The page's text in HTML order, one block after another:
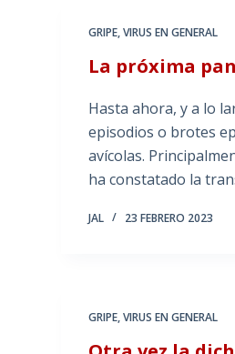
GRIPE,VIRUS EN GENERAL
La próxima
Hasta ahora, y a lo
episodios o brotes
avícolas.
ha constatado la
JAL 23 FEBRERO 2023
GRIPE,VIRUS EN GENERAL